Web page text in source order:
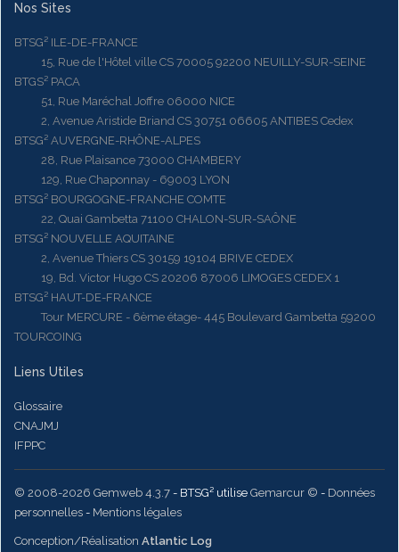
Nos Sites
BTSG² ILE-DE-FRANCE
15, Rue de l'Hôtel ville CS 70005 92200 NEUILLY-SUR-SEINE
BTGS² PACA
51, Rue Maréchal Joffre 06000 NICE
2, Avenue Aristide Briand CS 30751 06605 ANTIBES Cedex
BTSG² AUVERGNE-RHÔNE-ALPES
28, Rue Plaisance 73000 CHAMBERY
129, Rue Chaponnay - 69003 LYON
BTSG² BOURGOGNE-FRANCHE COMTE
22, Quai Gambetta 71100 CHALON-SUR-SAÔNE
BTSG² NOUVELLE AQUITAINE
2, Avenue Thiers CS 30159 19104 BRIVE CEDEX
19, Bd. Victor Hugo CS 20206 87006 LIMOGES CEDEX 1
BTSG² HAUT-DE-FRANCE
Tour MERCURE - 6ème étage- 445 Boulevard Gambetta 59200
TOURCOING
Liens Utiles
Glossaire
CNAJMJ
IFPPC
© 2008-2026 Gemweb 4.3.7 - BTSG² utilise Gemarcur © - Données
personnelles - Mentions légales
Conception/Réalisation Atlantic Log